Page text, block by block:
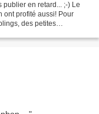
publier en retard... ;-) Le
ont profité aussi! Pour
des petites